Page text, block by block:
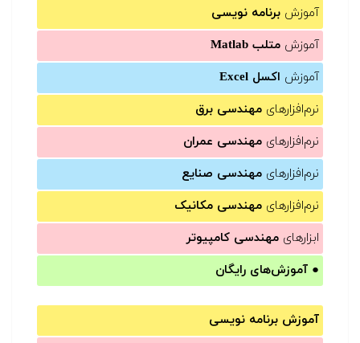
آموزش برنامه نویسی
آموزش متلب Matlab
آموزش اکسل Excel
نرم‌افزارهای مهندسی برق
نرم‌افزارهای مهندسی عمران
نرم‌افزارهای مهندسی صنایع
نرم‌افزارهای مهندسی مکانیک
ابزارهای مهندسی کامپیوتر
● آموزش‌های رایگان
آموزش برنامه نویسی